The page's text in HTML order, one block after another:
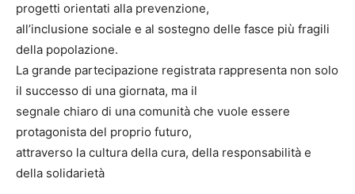
progetti orientati alla prevenzione,
all’inclusione sociale e al sostegno delle fasce più fragili
della popolazione.
La grande partecipazione registrata rappresenta non solo
il successo di una giornata, ma il
segnale chiaro di una comunità che vuole essere
protagonista del proprio futuro,
attraverso la cultura della cura, della responsabilità e
della solidarietà